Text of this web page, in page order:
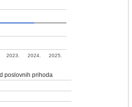
2023. 2024. 2025.
poslovnih prihoda